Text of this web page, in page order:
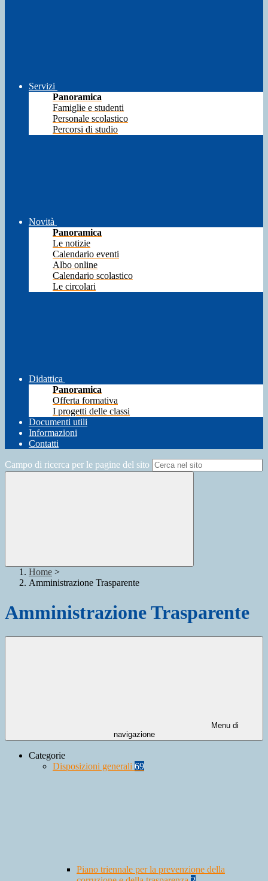
Servizi
Panoramica
Famiglie e studenti
Personale scolastico
Percorsi di studio
Novità
Panoramica
Le notizie
Calendario eventi
Albo online
Calendario scolastico
Le circolari
Didattica
Panoramica
Offerta formativa
I progetti delle classi
Documenti utili
Informazioni
Contatti
Campo di ricerca per le pagine del sito
Home >
Amministrazione Trasparente
Amministrazione Trasparente
Menu di
navigazione
Categorie
Disposizioni generali 69
Piano triennale per la prevenzione della